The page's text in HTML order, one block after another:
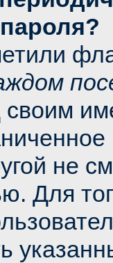
своим
не
Для